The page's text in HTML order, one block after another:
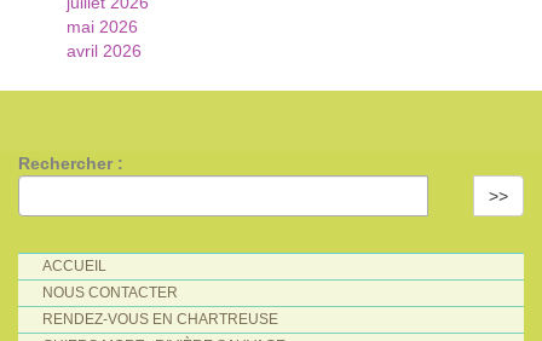
mai 2026
avril 2026
Rechercher :
>>
ACCUEIL
NOUS CONTACTER
RENDEZ-VOUS EN CHARTREUSE